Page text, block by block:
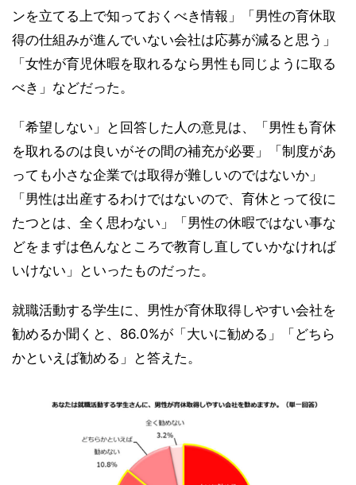
ンを立てる上で知っておくべき情報」「男性の育休取
得の仕組みが進んでいない会社は応募が減ると思う」
「女性が育児休暇を取れるなら男性も同じように取る
べき」などだった。
「希望しない」と回答した人の意見は、「男性も育休
を取れるのは良いがその間の補充が必要」「制度があ
っても小さな企業では取得が難しいのではないか」
「男性は出産するわけではないので、育休とって役に
たつとは、全く思わない」「男性の休暇ではない事な
どをまずは色んなところで教育し直していかなければ
いけない」といったものだった。
就職活動する学生に、男性が育休取得しやすい会社を
勧めるか聞くと、86.0%が「大いに勧める」「どちら
かといえば勧める」と答えた。